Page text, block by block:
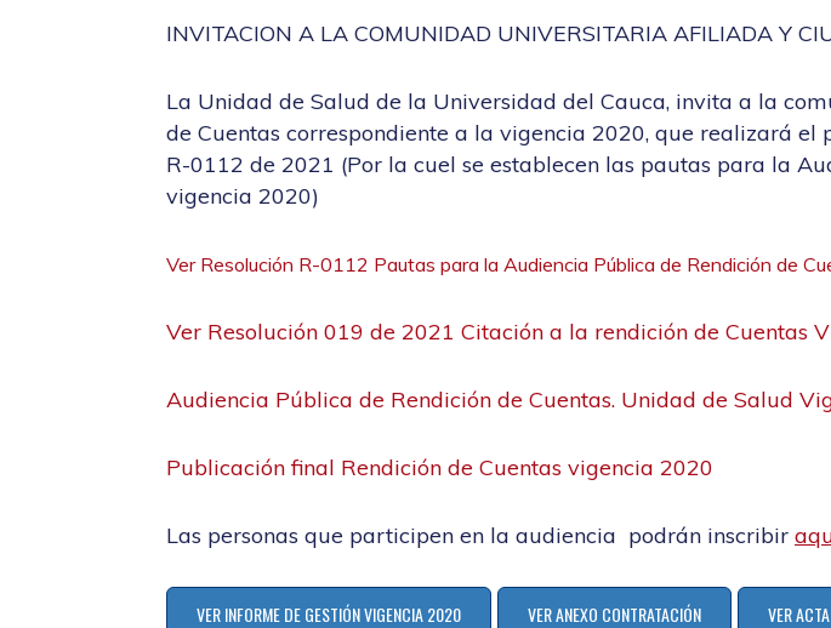
INVITACION A LA COMUNIDAD UNIVERSITARIA AFILIADA Y
La Unidad de Salud de la Universidad del Cauca, invita a la
de Cuentas correspondiente a la vigencia 2020, que realizará
R-0112 de 2021 (Por la cuel se establecen las pautas para la
vigencia 2020)
Ver Resolución R-0112 Pautas para la Audiencia Pública de Rendición de
Ver Resolución 019 de 2021 Citación a la rendición de Cuentas
Audiencia Pública de Rendición de Cuentas. Unidad de Salud
Publicación final Rendición de Cuentas vigencia 2020
Las personas que participen en la audiencia podrán inscribir
VER INFORME DE GESTIÓN VIGENCIA 2020 VER ANEXO CONTRATACIÓN VER